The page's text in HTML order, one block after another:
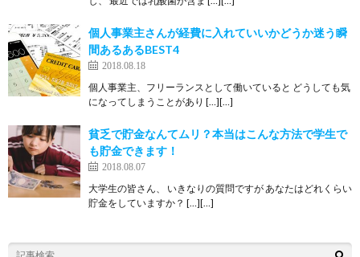
個人事業主さんが経費に入れていいかどうか迷う瞬
間あるあるBEST4
2018.08.18
個人事業主、フリーランスとして働いていると どうしても気
になってしまうことがあり […][…]
貧乏で貯金なんてムリ？本当はこんな方法で学生で
も貯金できます！
2018.08.07
大学生の皆さん、 いきなりの質問ですが あなたはどれくらい
貯金をしていますか？ […][…]